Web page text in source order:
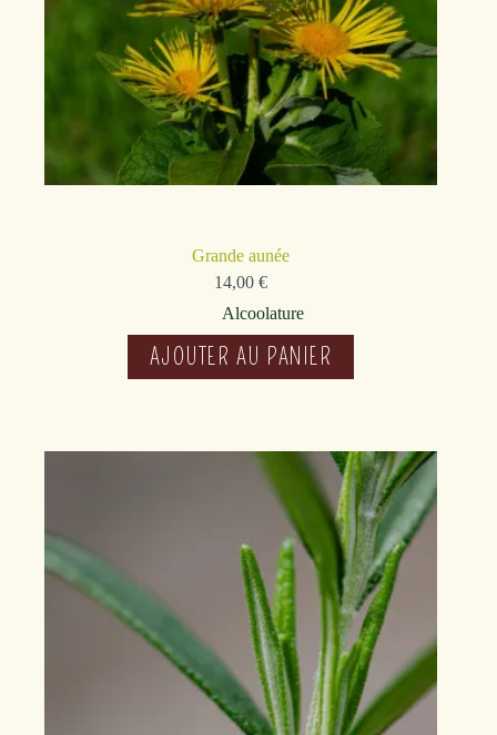
Grande aunée
14,00€
Alcoolature
AJOUTER AU PANIER